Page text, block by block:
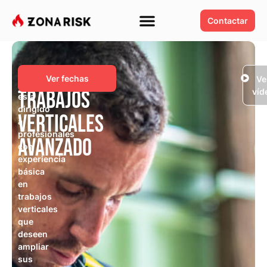
Contactar
Curso
trabajos
verticales
avanzado
Este
está
dirigido
a
profesionales
con
experiencia
básica
en
trabajos
verticales
que
deseen
ampliar
sus
Ver fechas